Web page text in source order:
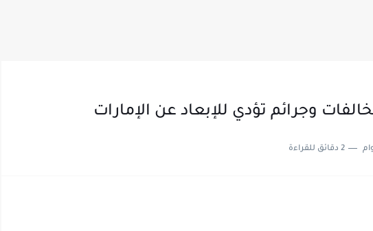
وجرائم تؤدي للإبعاد عن الإمارات
2 دقائق للقراءة